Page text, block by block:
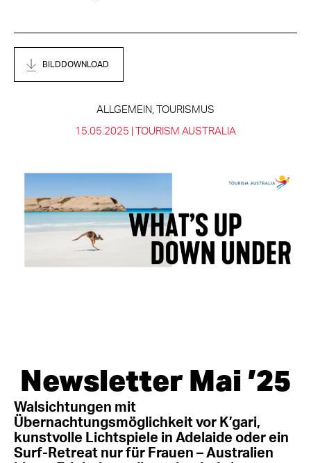
BILDDOWNLOAD
ALLGEMEIN, TOURISMUS
15.05.2025 | TOURISM AUSTRALIA
Newsletter Mai ’25
Walsichtungen mit
Übernachtungsmöglichkeit vor K’gari,
kunstvolle Lichtspiele in Adelaide oder ein
Surf-Retreat nur für Frauen – Australien